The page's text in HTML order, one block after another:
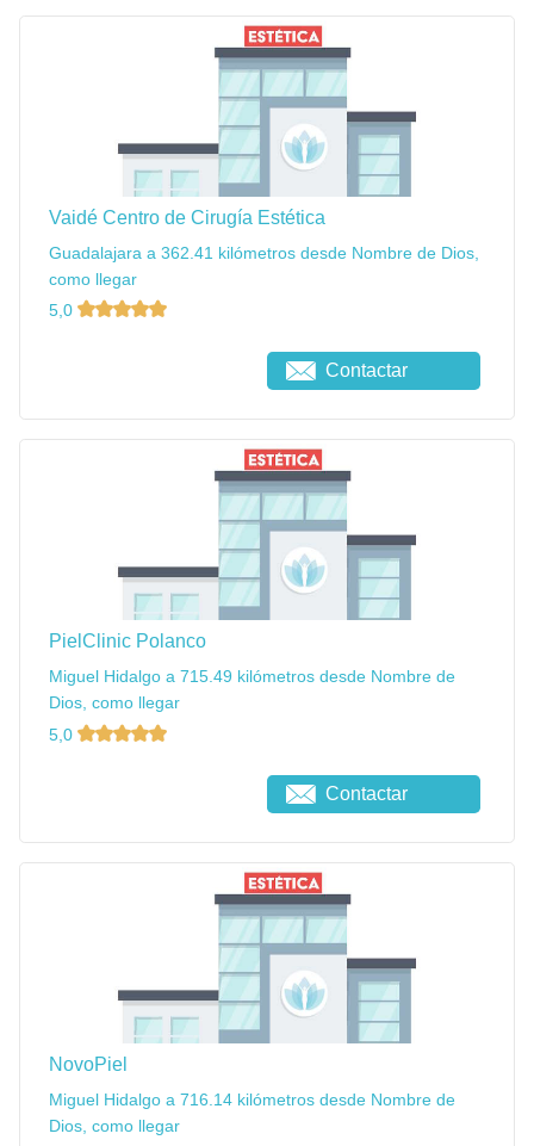
Vaidé Centro de Cirugía Estética
Guadalajara a 362.41 kilómetros desde Nombre de Dios,
como llegar
5,0
Contactar
PielClinic Polanco
Miguel Hidalgo a 715.49 kilómetros desde Nombre de
Dios, como llegar
5,0
Contactar
NovoPiel
Miguel Hidalgo a 716.14 kilómetros desde Nombre de
Dios, como llegar